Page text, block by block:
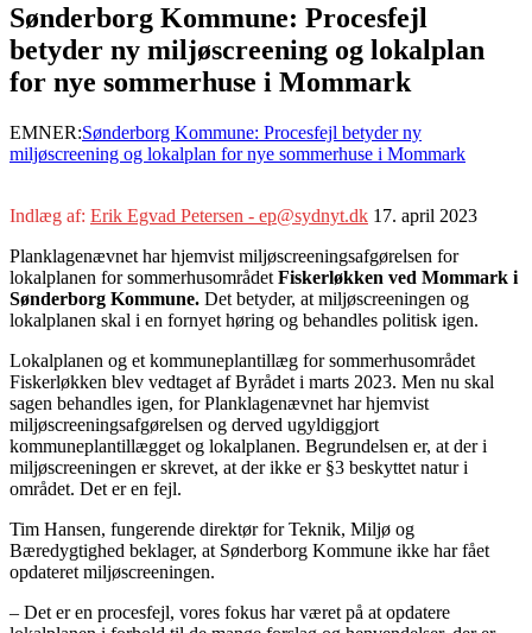
Sønderborg Kommune: Procesfejl
betyder ny miljøscreening og lokalplan
for nye sommerhuse i Mommark
EMNER:Sønderborg Kommune: Procesfejl betyder ny
miljøscreening og lokalplan for nye sommerhuse i Mommark
Indlæg af: Erik Egvad Petersen - ep@sydnyt.dk 17. april 2023
Planklagenævnet har hjemvist miljøscreeningsafgørelsen for
lokalplanen for sommerhusområdet Fiskerløkken ved Mommark i
Sønderborg Kommune. Det betyder, at miljøscreeningen og
lokalplanen skal i en fornyet høring og behandles politisk igen.
Lokalplanen og et kommuneplantillæg for sommerhusområdet
Fiskerløkken blev vedtaget af Byrådet i marts 2023. Men nu skal
sagen behandles igen, for Planklagenævnet har hjemvist
miljøscreeningsafgørelsen og derved ugyldiggjort
kommuneplantillægget og lokalplanen. Begrundelsen er, at der i
miljøscreeningen er skrevet, at der ikke er §3 beskyttet natur i
området. Det er en fejl.
Tim Hansen, fungerende direktør for Teknik, Miljø og
Bæredygtighed beklager, at Sønderborg Kommune ikke har fået
opdateret miljøscreeningen.
– Det er en procesfejl, vores fokus har været på at opdatere